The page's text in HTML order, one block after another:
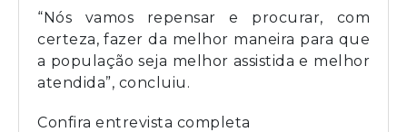
“Nós vamos repensar e procurar, com
certeza, fazer da melhor maneira para que
a população seja melhor assistida e melhor
atendida”, concluiu.
Confira entrevista completa